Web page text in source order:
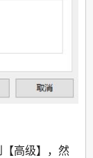
高级】，然